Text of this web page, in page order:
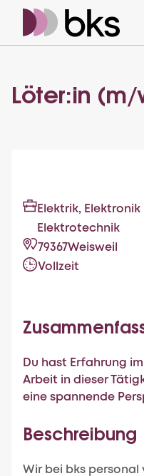
Löter:in
Elektrik, Elektronik
Elektrotechnik
79367Weisweil
Vollzeit
Du hast Erfahrung
Arbeit in dieser
eine spannende
Beschreibung
Wir bei bks personal